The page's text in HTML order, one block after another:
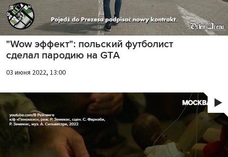
"Wow эффект": польский футболист
сделал пародию на GTA
03 июня 2022, 13:00